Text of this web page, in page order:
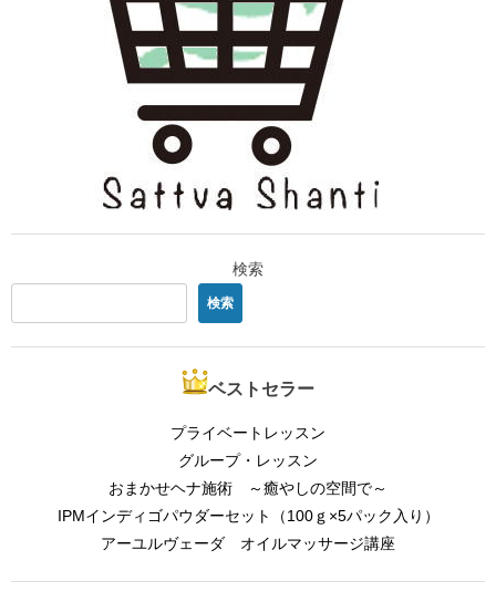
検索
検索
ベストセラー
プライベートレッスン
グループ・レッスン
おまかせヘナ施術 ～癒やしの空間で～
IPMインディゴパウダーセット（100ｇ×5パック入り）
アーユルヴェーダ オイルマッサージ講座